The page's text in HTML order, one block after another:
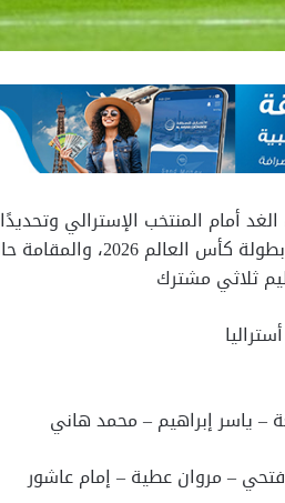
أمام المنتخب الإسترالي
القاهرة، ضمن منافسات دور 32 من
ثلاثي مشترك
– ياسر إبراهيم – محمد هاني
– مروان عطية – إمام عاشور